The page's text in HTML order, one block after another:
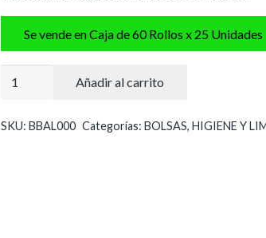
Se vende en Caja de 60 Rollos x 25 Unidades
negra
Añadir al carrito
SKU: BBAL000 Categorías: BOLSAS, HIGIENE Y